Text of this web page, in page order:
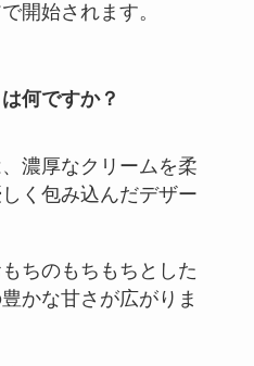
開始されます。
何ですか？
濃厚なクリームを柔
く包み込んだデザー
ちのもちもちとした
かな甘さが広がりま